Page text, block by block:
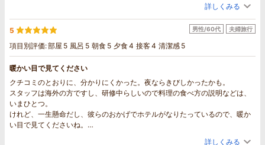
詳しくみる
5
項目別評価:部屋 5 風呂 5 朝食 5 夕食4 接客4 清潔感 5
男性/60代 夫婦旅行
暖かい目で見てください
クチコミのとおりに、分かりにくかった。夜ならきびしかったかも。
スタッフは海外の方ですし、研修中らしいので料理の食べ方の説明などは、
いまひとつ。
けれど、一生懸命だし、彼らのおかげでホテルがなりたっているので、暖か
い目で見てくださいね。
詳しくみる